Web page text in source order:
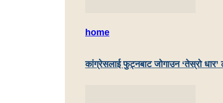
home
कांग्रेसलाई फुट्नबाट जोगाउन ‘तेस्रो धार’